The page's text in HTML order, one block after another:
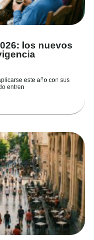
los nuevos
este año con sus
entren